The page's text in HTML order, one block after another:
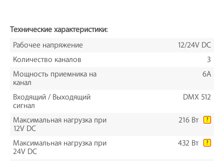
Технические характеристики:
Рабочее напряжение
12/24V DC
Количество каналов
3
Мощность приемника на
канал
6A
Входящий / Выходящий
сигнал
DMX 512
Максимальная нагрузка при
12V DC
216 Вт ?
Максимальная нагрузка при
24V DC
432 Вт ?